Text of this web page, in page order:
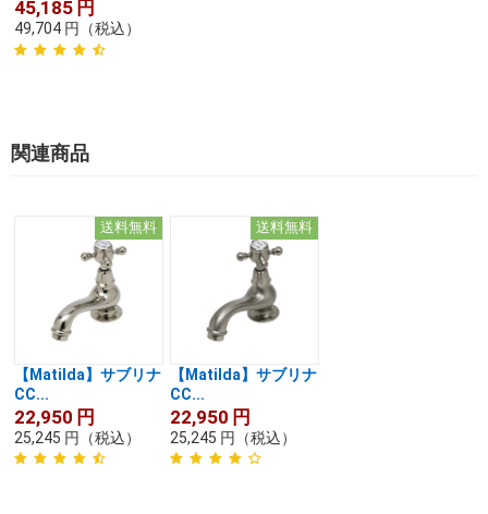
45,185 円
49,704 円 （税込）
関連商品
送料無料
【Matilda】サブリナ
CC...
22,950 円
25,245 円 （税込）
送料無料
【Matilda】サブリナ
CC...
22,950 円
25,245 円 （税込）